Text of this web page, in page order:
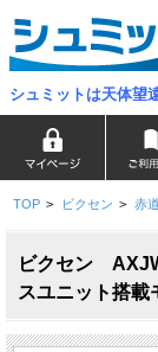
シュミットは天体望
TOP > ビクセン > 赤
ビクセン
スユニット搭